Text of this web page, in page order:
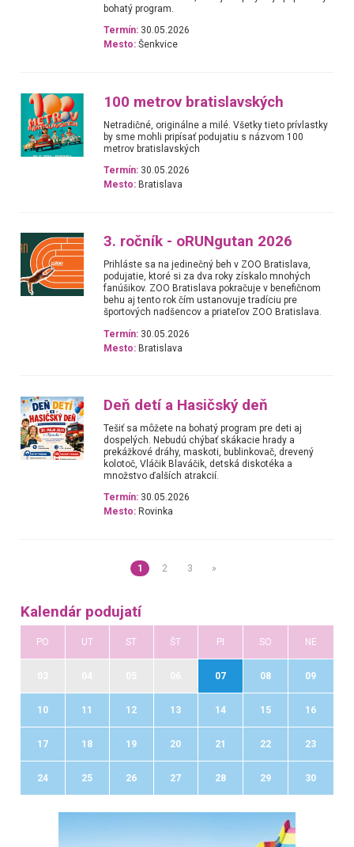
bohatý program.
Termín: 30.05.2026
Mesto: Šenkvice
100 metrov bratislavských
Netradičné, originálne a milé. Všetky tieto prívlastky
by sme mohli pripísať podujatiu s názvom 100
metrov bratislavských
Termín: 30.05.2026
Mesto: Bratislava
3. ročník - oRUNgutan 2026
Prihláste sa na jedinečný beh v ZOO Bratislava,
podujatie, ktoré si za dva roky získalo mnohých
fanúšikov. ZOO Bratislava pokračuje v benefičnom
behu aj tento rok čím ustanovuje tradíciu pre
športových nadšencov a priateľov ZOO Bratislava.
Termín: 30.05.2026
Mesto: Bratislava
Deň detí a Hasičský deň
Tešiť sa môžete na bohatý program pre deti aj
dospelých. Nebudú chýbať skákacie hrady a
prekážkové dráhy, maskoti, bublinkovač, drevený
kolotoč, Vláčik Blaváčik, detská diskotéka a
množstvo ďalších atrakcií.
Termín: 30.05.2026
Mesto: Rovinka
1 2 3 »
Kalendár podujatí
PO UT ST ŠT PI SO NE
07 08 09
10 11 12 13 14 15 16
17 18 19 20 21 22 23
24 25 26 27 28 29 30